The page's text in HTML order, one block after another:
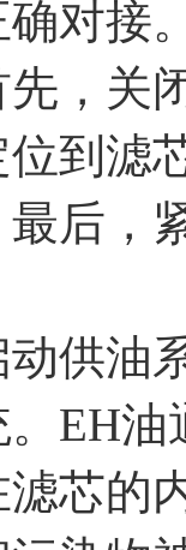
对接
，关
位到滤
最后，
供油
EH油
芯的